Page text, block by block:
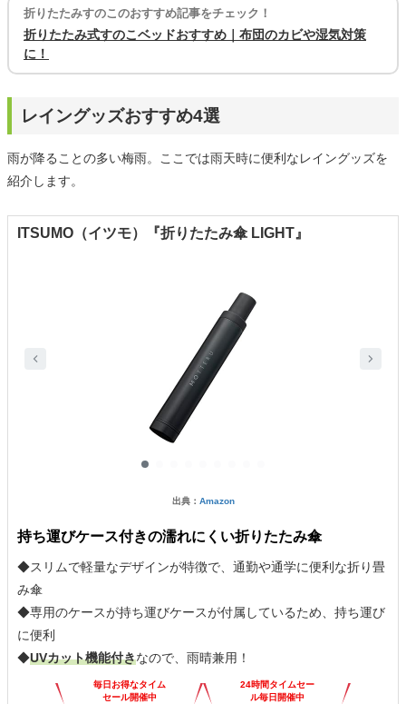
折りたたみすのこのおすすめ記事をチェック！
折りたたみ式すのこベッドおすすめ｜布団のカビや湿気対策
に！
レイングッズおすすめ4選
雨が降ることの多い梅雨。ここでは雨天時に便利なレイングッズを
紹介します。
ITSUMO（イツモ）『折りたたみ傘 LIGHT』
出典： Amazon
持ち運びケース付きの濡れにくい折りたたみ傘
◆スリムで軽量なデザインが特徴で、通勤や通学に便利な折り畳
み傘
◆専用のケースが持ち運びケースが付属しているため、持ち運び
に便利
◆UVカット機能付きなので、雨晴兼用！
毎日お得なタイム
セール開催中
24時間タイムセー
ル毎日開催中